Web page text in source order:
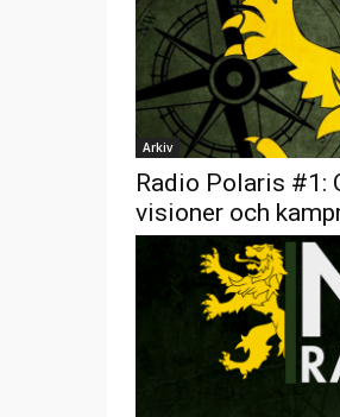
Arkiv
Radio Polaris #1:
visioner och